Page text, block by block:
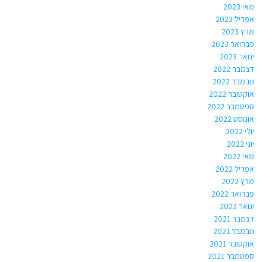
מאי 2023
אפריל 2023
מרץ 2023
פברואר 2023
ינואר 2023
דצמבר 2022
נובמבר 2022
אוקטובר 2022
ספטמבר 2022
אוגוסט 2022
יולי 2022
יוני 2022
מאי 2022
אפריל 2022
מרץ 2022
פברואר 2022
ינואר 2022
דצמבר 2021
נובמבר 2021
אוקטובר 2021
ספטמבר 2021